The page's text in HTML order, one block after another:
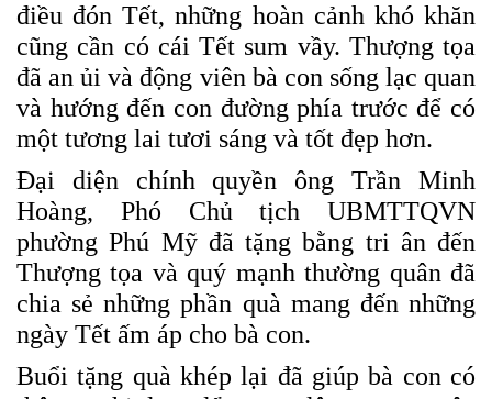
điều đón Tết, những hoàn cảnh khó khăn
cũng cần có cái Tết sum vầy. Thượng tọa
đã an ủi và động viên bà con sống lạc quan
và hướng đến con đường phía trước để có
một tương lai tươi sáng và tốt đẹp hơn.
Đại diện chính quyền ông Trần Minh
Hoàng, Phó Chủ tịch UBMTTQVN
phường Phú Mỹ đã tặng bằng tri ân đến
Thượng tọa và quý mạnh thường quân đã
chia sẻ những phần quà mang đến những
ngày Tết ấm áp cho bà con.
Buổi tặng quà khép lại đã giúp bà con có